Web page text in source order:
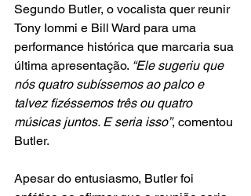
Segundo Butler, o vocalista quer reunir
Tony Iommi e Bill Ward para uma
performance histórica que marcaria sua
última apresentação. “Ele sugeriu que
nós quatro subíssemos ao palco e
talvez fizéssemos três ou quatro
músicas juntos. E seria isso”, comentou
Butler.
Apesar do entusiasmo, Butler foi